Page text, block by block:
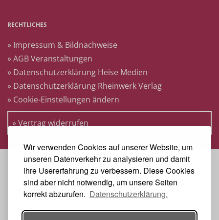
Wir verwenden Cookies auf unserer Website, um
unseren Datenverkehr zu analysieren und damit
ihre Usererfahrung zu verbessern. Diese Cookies
sind aber nicht notwendig, um unsere Seiten
korrekt abzurufen. Datenschutzerklärung.
RECHTLICHES
» Impressum & Bildnachweise
» AGB Veranstaltungen
» Datenschutzerklärung Heise Medien
» Datenschutzerklärung Rheinwerk Verlag
» Cookie-Einstellungen ändern
» Vertrag widerrufen
VERANSTALTER